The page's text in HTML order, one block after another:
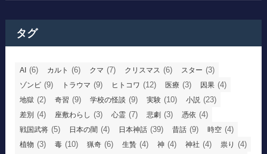
タグ
AI (6) カルト (6) クマ (7) クリスマス (6) スター (3)
ゾンビ (9) トラウマ (9) ヒトコワ (12) 医療 (3) 因果 (4)
地獄 (2) 奇習 (9) 学校の怪談 (9) 実験 (10) 小説 (23)
差別 (4) 座敷わらし (3) 心霊 (7) 悲劇 (3) 憑依 (4)
戦国武将 (5) 日本の闇 (4) 日本神話 (39) 昔話 (9) 時空 (4)
植物 (3) 毒 (10) 猟奇 (6) 生贄 (4) 神 (4) 神社 (4) 祟り (4)